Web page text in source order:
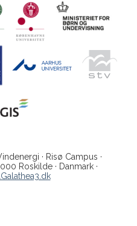
· Risø Campus ·
Roskilde · Danmark ·